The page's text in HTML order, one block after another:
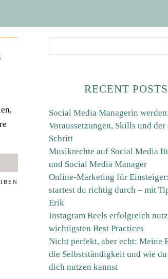
RECENT POSTS
Social Media Managerin
Voraussetzungen, Skills und der
Schritt
Musikrechte auf Social Media
und Social Media Manager
Online-Marketing für
startest du richtig durch – mit
Erik
Instagram Reels erfolgreich
wichtigsten Best Practices
Nicht perfekt, aber echt: Meine
die Selbstständigkeit und wie
dich nutzen kannst